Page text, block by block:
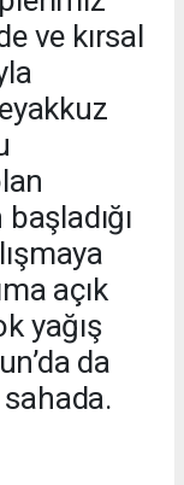
ve kırsal
açık
yağış
da